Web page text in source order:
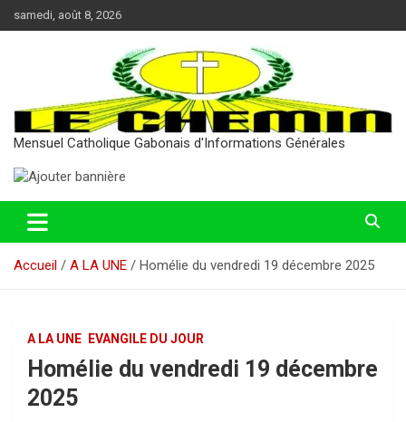
au
samedi, août 8, 2026
Mensuel Catholique Gabonais d'Informations Générales
Accueil A LA UNE Homélie du vendredi 19 décembre 2025
A LA UNE EVANGILE DU JOUR
Homélie du vendredi 19 décembre
2025